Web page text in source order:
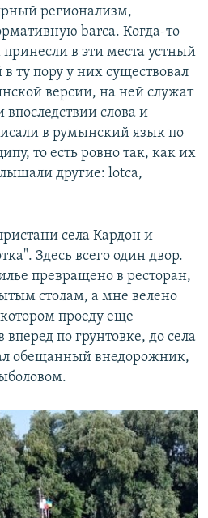
регионализм,
barca. Когда-то
в эти места устный
ту пору у них существовал
версии, на ней служат
слова и
в румынский язык по
то есть ровно так, как их
другие: lotca,
села Кардон и
Здесь всего один двор.
превращено в ресторан,
столам, а мне велено
проеду еще
по грунтовке, до села
обещанный внедорожник,